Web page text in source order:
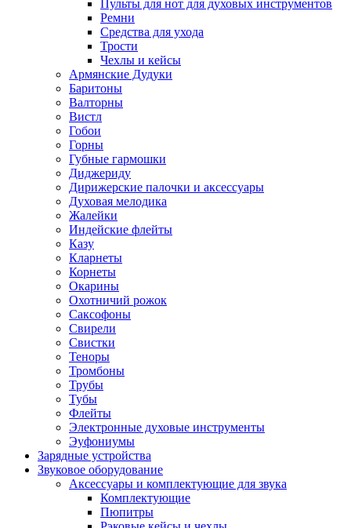
Пульты для нот для духовых инструментов
Ремни
Средства для ухода
Трости
Чехлы и кейсы
Армянские Дудуки
Баритоны
Валторны
Вистл
Гобои
Горны
Губные гармошки
Диджериду
Дирижерские палочки и аксессуары
Духовая мелодика
Жалейки
Индейские флейты
Казу
Кларнеты
Корнеты
Окарины
Охотничий рожок
Саксофоны
Свирели
Свистки
Теноры
Тромбоны
Трубы
Тубы
Флейты
Электронные духовые инструменты
Эуфониумы
Зарядные устройства
Звуковое оборудование
Аксессуары и комплектующие для звука
Комплектующие
Пюпитры